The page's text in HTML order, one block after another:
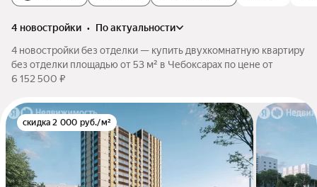
4 новостройки •
по актуальности
4 новостройки без отделки — купить двухкомнатную квартиру
без отделки площадью от 53 м² в Чебоксарах по цене от
6 152 500 ₽
скидка 2 000 руб./м²